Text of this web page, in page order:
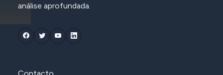
análise aprofundada.